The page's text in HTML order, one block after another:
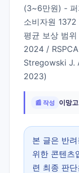
(3~6만원) -
소비자원
평균 보상 범
2024 /
Stregowski J.
2023)
📰 작성 이망고
본 글은 반
위한 콘텐츠
련 최종 판